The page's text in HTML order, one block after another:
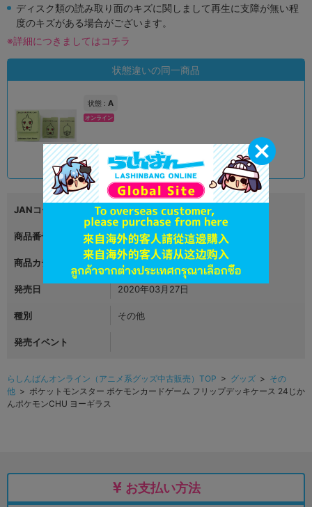
ディスク類の読み取り面のキズに関しまして再生に支障が無い程
度のキズがある場合がございます。
※詳細につきましてはコチラ
状態違いの同一商品
状態 : A
オンライン
品切状態 5,690円 税込
JANコード 4521329298856
商品番号 L06558010
商品カテゴリ グッズ
発売日 2020年03月27日
種別 その他
発売イベント
らしんばんオンライン（アニメ系グッズ中古販売）TOP > グッズ > その
他 > ポケットモンスター ポケモンカードゲーム フリップデッキケース 24じか
んポケモンCHU ヨーギラス
お支払い方法